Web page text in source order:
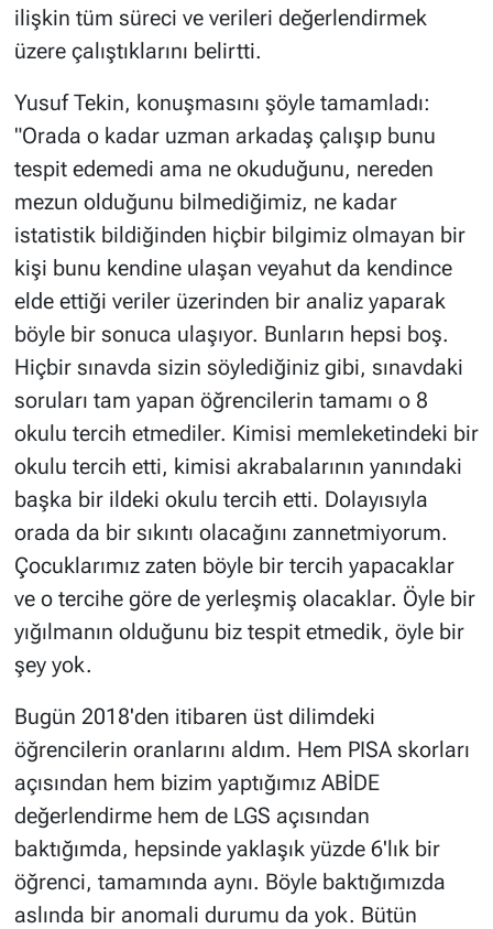
ilişkin tüm süreci ve verileri değerlendirmek
üzere çalıştıklarını belirtti.
Yusuf Tekin, konuşmasını şöyle tamamladı:
"Orada o kadar uzman arkadaş çalışıp bunu
tespit edemedi ama ne okuduğunu, nereden
mezun olduğunu bilmediğimiz, ne kadar
istatistik bildiğinden hiçbir bilgimiz olmayan bir
kişi bunu kendine ulaşan veyahut da kendince
elde ettiği veriler üzerinden bir analiz yaparak
böyle bir sonuca ulaşıyor. Bunların hepsi boş.
Hiçbir sınavda sizin söylediğiniz gibi, sınavdaki
soruları tam yapan öğrencilerin tamamı o 8
okulu tercih etmediler. Kimisi memleketindeki bir
okulu tercih etti, kimisi akrabalarının yanındaki
başka bir ildeki okulu tercih etti. Dolayısıyla
orada da bir sıkıntı olacağını zannetmiyorum.
Çocuklarımız zaten böyle bir tercih yapacaklar
ve o tercihe göre de yerleşmiş olacaklar. Öyle bir
yığılmanın olduğunu biz tespit etmedik, öyle bir
şey yok.
Bugün 2018'den itibaren üst dilimdeki
öğrencilerin oranlarını aldım. Hem PISA skorları
açısından hem bizim yaptığımız ABİDE
değerlendirme hem de LGS açısından
baktığımda, hepsinde yaklaşık yüzde 6'lık bir
öğrenci, tamamında aynı. Böyle baktığımızda
aslında bir anomali durumu da yok. Bütün